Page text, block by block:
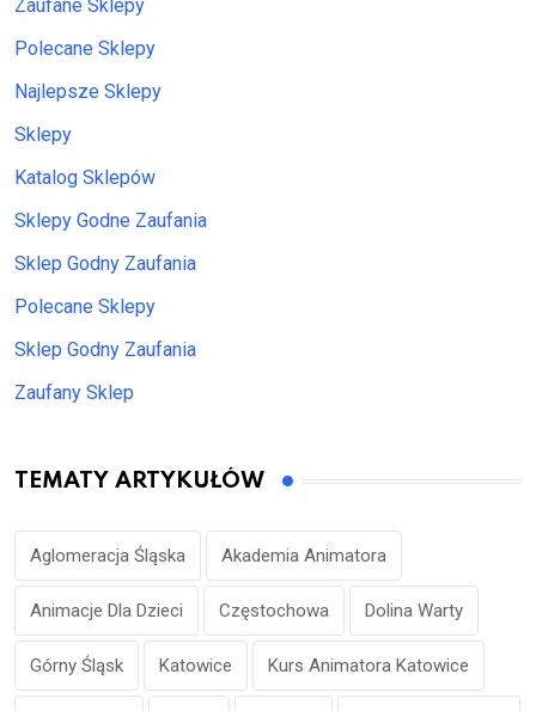
Zaufane Sklepy
Polecane Sklepy
Najlepsze Sklepy
Sklepy
Katalog Sklepów
Sklepy Godne Zaufania
Sklep Godny Zaufania
Polecane Sklepy
Sklep Godny Zaufania
Zaufany Sklep
TEMATY ARTYKUŁÓW
Aglomeracja Śląska Akademia Animatora
Animacje Dla Dzieci Częstochowa Dolina Warty
Górny Śląsk Katowice Kurs Animatora Katowice